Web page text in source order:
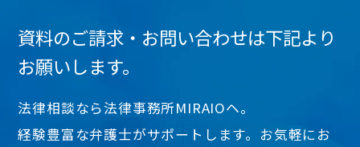
資料のご請求・お問い合わせは下記より
お願いします。
法律相談なら法律事務所MIRAIOヘ。
経験豊富な弁護士がサポートします。お気軽にお